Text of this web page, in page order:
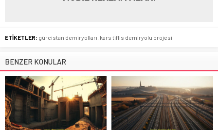
ETİKETLER: gürcistan demiryolları kars tiflis demiryolu projesi
BENZER KONULAR